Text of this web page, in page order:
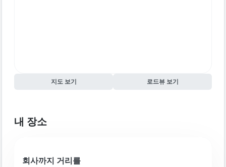
지도 보기 로드뷰 보기
내 장소
회사까지 거리를